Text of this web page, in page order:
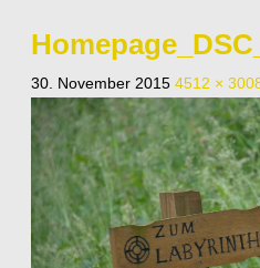
30. November 2015 4512 ×